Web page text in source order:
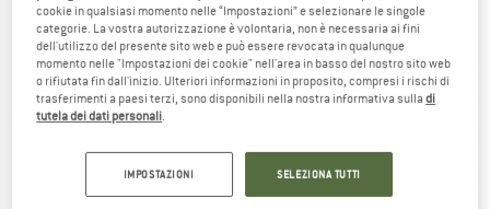
cookie in qualsiasi momento nelle “Impostazioni” e selezionare le singole
categorie. La vostra autorizzazione è volontaria, non è necessaria ai fini
dell'utilizzo del presente sito web e può essere revocata in qualunque
momento nelle "Impostazioni dei cookie" nell'area in basso del nostro sito web
o rifiutata fin dall'inizio. Ulteriori informazioni in proposito, compresi i rischi di
trasferimenti a paesi terzi, sono disponibili nella nostra informativa sulladi
tutela dei dati personali
IMPOSTAZIONI SELEZIONA TUTTI